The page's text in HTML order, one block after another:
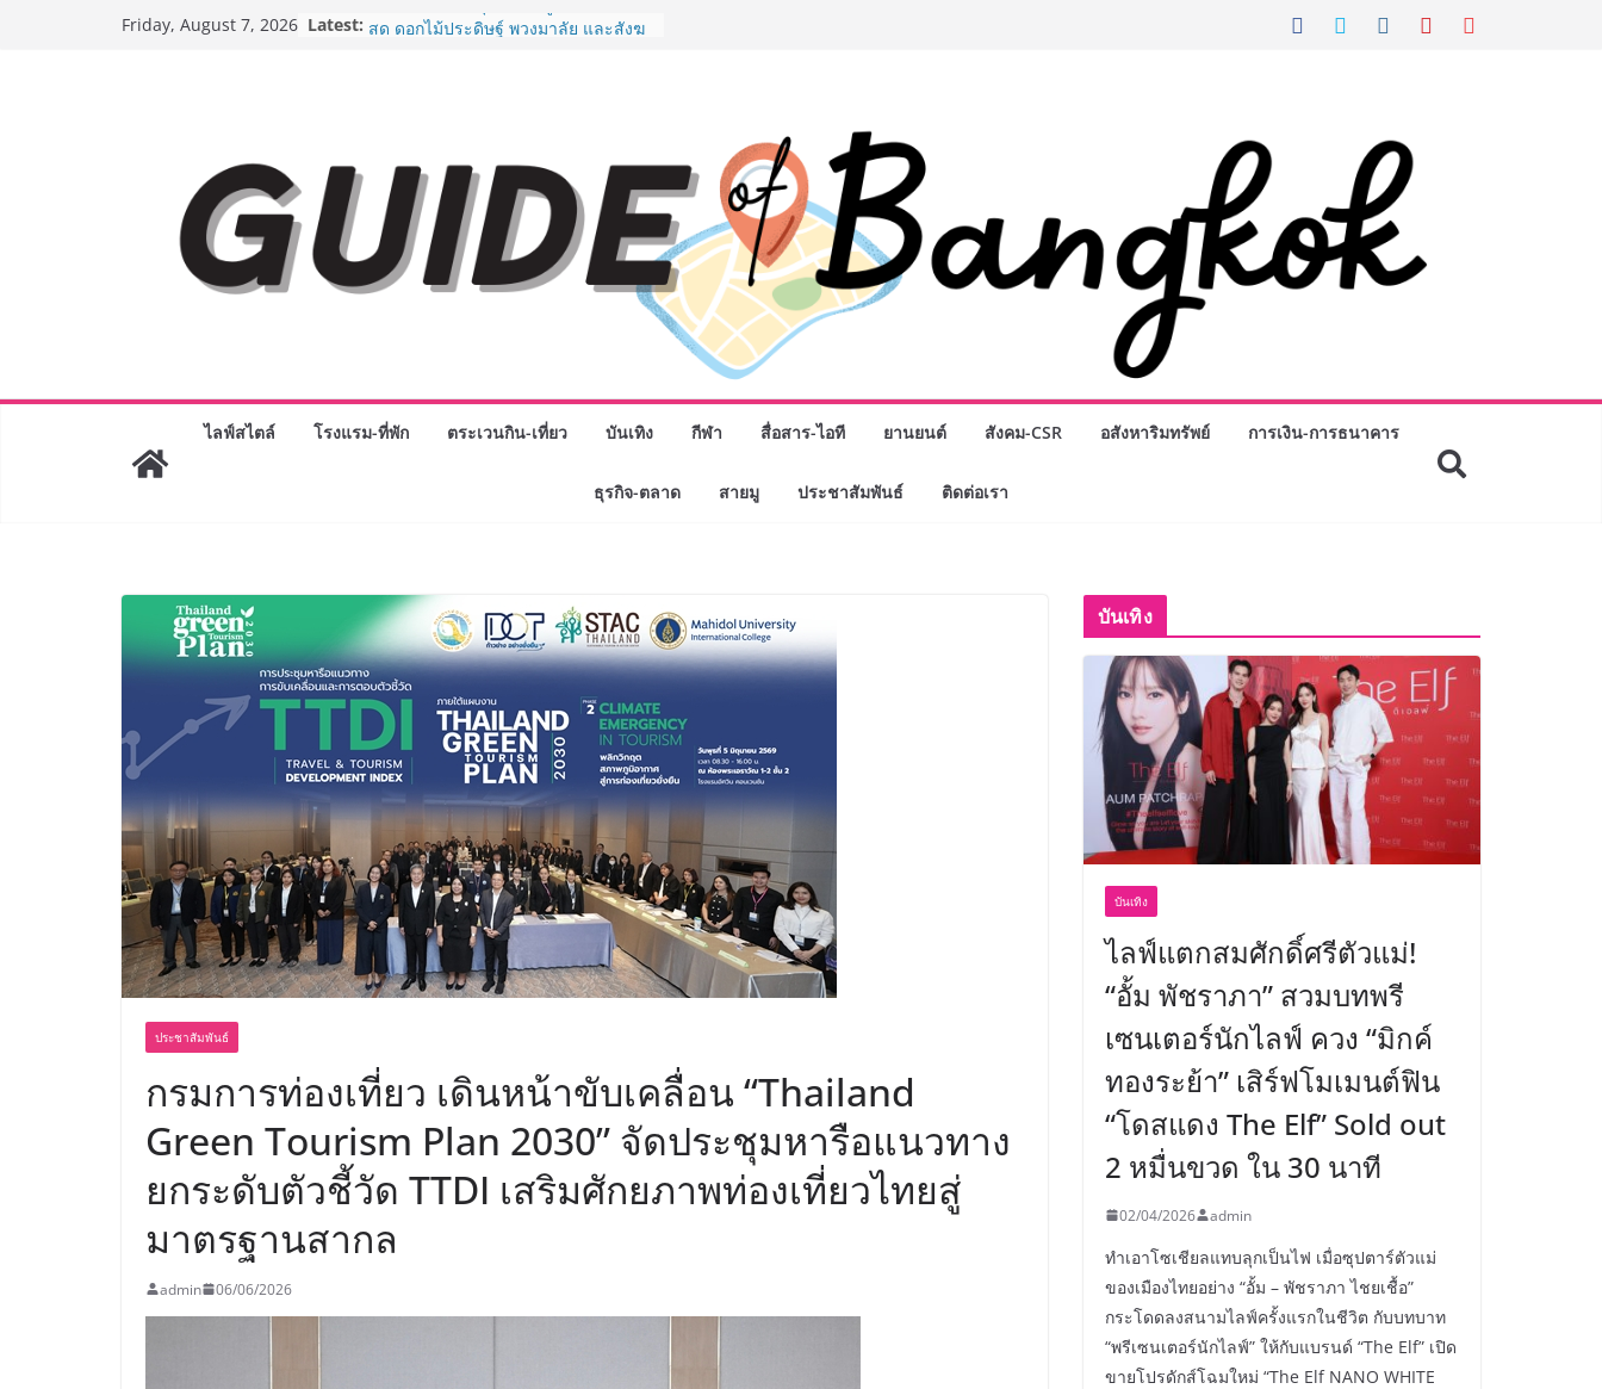
Friday, August 7, 2026 Latest: “ตลาดดอกไม้สี่มุมเมือง” ศูนย์รวมดอกไม้
“CE-7 MATCH” ฝีมือคนไทย ร่วมภารกิจ
สำรวจดวงจันทร์ 24 สิงหาคมนี้
8.8 “ซูเลียน” รวมพลังนักธุรกิจทั่ว
ประเทศ จัดประชุมใหญ่แห่งปี พบ CEO
“ดร.ปิยะวัฒน์” ถ่ายทอดวิสัยทัศน์ธุรกิจ
พร้อมฟรีคอนเสิร์ต “โชค รถแห่” ยกวง
AirAsia X SEE FAH พันธมิตรทางธุรกิจ
BEDO เดินหน้าจัดกิจกรรมเจรจาธุรกิจ
“BIO TRADE CONNECT 2026” ยก
ไลฟ์สไตล์ โรงแรม-ที่พัก ตระเวนกิน-เที่ยว บันเทิง กีฬา สื่อสาร-ไอที ยานยนต์ สังคม-CSR อสังหาริมทรัพย์ การเงิน-การธนาคาร
ธุรกิจ-ตลาด สายมู ประชาสัมพันธ์ ติดต่อเรา
ประชาสัมพันธ์
กรมการท่องเที่ยว เดินหน้าขับเคลื่อน “Thailand
Green Tourism Plan 2030” จัดประชุมหารือแนวทาง
ยกระดับตัวชี้วัด TTDI เสริมศักยภาพท่องเที่ยวไทยสู่
มาตรฐานสากล
admin 06/06/2026
บันเทิง
บันเทิง
ไลฟ์แตกสมศักดิ์ศรีตัวแม่!
“อั้ม พัชราภา” สวมบทพรี
เซนเตอร์นักไลฟ์ ควง “มิกค์
ทองระย้า” เสิร์ฟโมเมนต์ฟิน
“โดสแดง The Elf” Sold out
2 หมื่นขวด ใน 30 นาที
02/04/2026 admin
ทำเอาโซเชียลแทบลุกเป็นไฟ เมื่อซุปตาร์ตัวแม่
ของเมืองไทยอย่าง “อั้ม – พัชราภา ไชยเชื้อ”
กระโดดลงสนามไลฟ์ครั้งแรกในชีวิต กับบทบาท
“พรีเซนเตอร์นักไลฟ์” ให้กับแบรนด์ “The Elf” เปิด
ขายโปรดักส์โฉมใหม่ “The Elf NANO WHITE